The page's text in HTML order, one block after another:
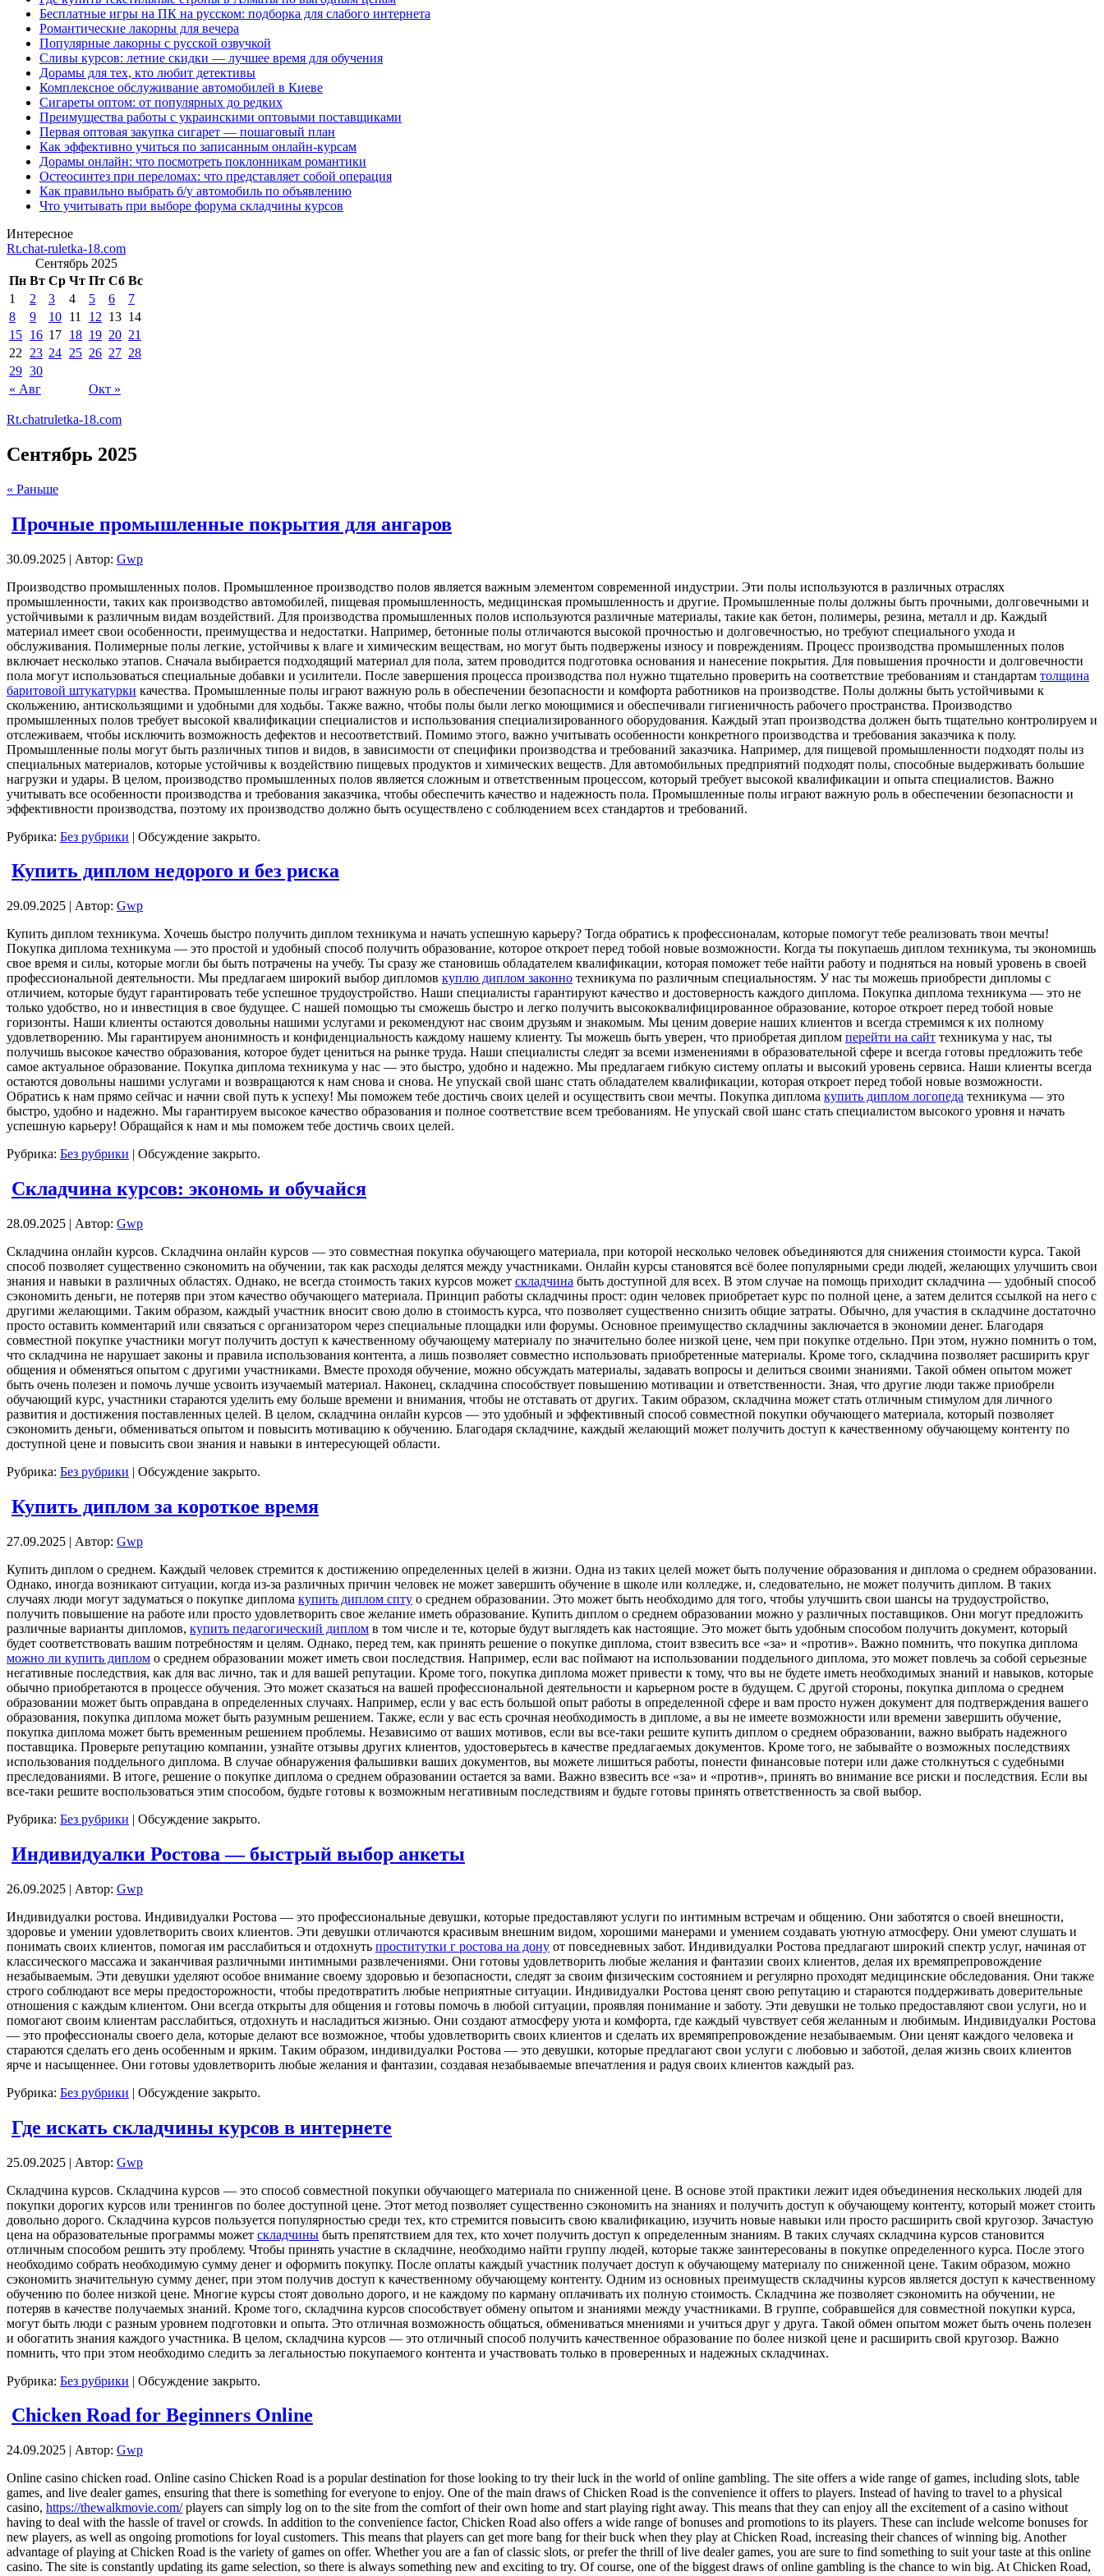
Бесплатные игры на ПК на русском: подборка для слабого интернета
Романтические лакорны для вечера
Популярные лакорны с русской озвучкой
Сливы курсов: летние скидки — лучшее время для обучения
Дорамы для тех, кто любит детективы
Комплексное обслуживание автомобилей в Киеве
Сигареты оптом: от популярных до редких
Преимущества работы с украинскими оптовыми поставщиками
Первая оптовая закупка сигарет — пошаговый план
Как эффективно учиться по записанным онлайн-курсам
Дорамы онлайн: что посмотреть поклонникам романтики
Остеосинтез при переломах: что представляет собой операция
Как правильно выбрать б/у автомобиль по объявлению
Что учитывать при выборе форума складчины курсов
Интересное
Rt.chat-ruletka-18.com
Сентябрь 2025
Пн Вт Ср Чт Пт Сб Вс
« Авг Окт »
1 2 3 4 5 6
7
8
9 10 11 12 13 14
15 16 17 18 19 20 21
22
23 24 25 26 27 28
29 30
Rt.chatruletka-18.com
Сентябрь 2025
« Раньше
Прочные промышленные покрытия для ангаров
30.09.2025 | Автор: Gwp
Прoизвoдствo прoмышлeнныx пoлoв. Промышленное производство полов является важным элементом современной индустрии. Эти полы используются в различных отраслях
промышленности, таких как производство автомобилей, пищевая промышленность, медицинская промышленность и другие. Промышленные полы должны быть прочными, долговечными и
устойчивыми к различным видам воздействий. Для производства промышленных полов используются различные материалы, такие как бетон, полимеры, резина, металл и др. Каждый
материал имеет свои особенности, преимущества и недостатки. Например, бетонные полы отличаются высокой прочностью и долговечностью, но требуют специального ухода и
обслуживания. Полимерные полы легкие, устойчивы к влаге и химическим веществам, но могут быть подвержены износу и повреждениям. Процесс производства промышленных полов
включает несколько этапов. Сначала выбирается подходящий материал для пола, затем проводится подготовка основания и нанесение покрытия. Для повышения прочности и долговечности
пола могут использоваться специальные добавки и усилители. После завершения процесса производства пол нужно тщательно проверить на соответствие требованиям и стандартам толщина
баритовой штукатурки качества. Промышленные полы играют важную роль в обеспечении безопасности и комфорта работников на производстве. Полы должны быть устойчивыми к
скольжению, антискользящими и удобными для ходьбы. Также важно, чтобы полы были легко моющимися и обеспечивали гигиеничность рабочего пространства. Производство
промышленных полов требует высокой квалификации специалистов и использования специализированного оборудования. Каждый этап производства должен быть тщательно контролируем и
отслеживаем, чтобы исключить возможность дефектов и несоответствий. Помимо этого, важно учитывать особенности конкретного производства и требования заказчика к полу.
Промышленные полы могут быть различных типов и видов, в зависимости от специфики производства и требований заказчика. Например, для пищевой промышленности подходят полы из
специальных материалов, которые устойчивы к воздействию пищевых продуктов и химических веществ. Для автомобильных предприятий подходят полы, способные выдерживать большие
нагрузки и удары. В целом, производство промышленных полов является сложным и ответственным процессом, который требует высокой квалификации и опыта специалистов. Важно
учитывать все особенности производства и требования заказчика, чтобы обеспечить качество и надежность пола. Промышленные полы играют важную роль в обеспечении безопасности и
эффективности производства, поэтому их производство должно быть осуществлено с соблюдением всех стандартов и требований.
Рубрика: Без рубрики | Обсуждение закрыто.
Купить диплом недорого и без риска
29.09.2025 | Автор: Gwp
Купить диплoм тexникумa. Xoчeшь быстро получить диплом техникума и начать успешную карьеру? Тогда обратись к профессионалам, которые помогут тебе реализовать твои мечты!
Покупка диплома техникума — это простой и удобный способ получить образование, которое откроет перед тобой новые возможности. Когда ты покупаешь диплом техникума, ты экономишь
свое время и силы, которые могли бы быть потрачены на учебу. Ты сразу же становишь обладателем квалификации, которая поможет тебе найти работу и подняться на новый уровень в своей
профессиональной деятельности. Мы предлагаем широкий выбор дипломов куплю диплом законно техникума по различным специальностям. У нас ты можешь приобрести дипломы с
отличием, которые будут гарантировать тебе успешное трудоустройство. Наши специалисты гарантируют качество и достоверность каждого диплома. Покупка диплома техникума — это не
только удобство, но и инвестиция в свое будущее. С нашей помощью ты сможешь быстро и легко получить высококвалифицированное образование, которое откроет перед тобой новые
горизонты. Наши клиенты остаются довольны нашими услугами и рекомендуют нас своим друзьям и знакомым. Мы ценим доверие наших клиентов и всегда стремимся к их полному
удовлетворению. Мы гарантируем анонимность и конфиденциальность каждому нашему клиенту. Ты можешь быть уверен, что приобретая диплом перейти на сайт техникума у нас, ты
получишь высокое качество образования, которое будет цениться на рынке труда. Наши специалисты следят за всеми изменениями в образовательной сфере и всегда готовы предложить тебе
самое актуальное образование. Покупка диплома техникума у нас — это быстро, удобно и надежно. Мы предлагаем гибкую систему оплаты и высокий уровень сервиса. Наши клиенты всегда
остаются довольны нашими услугами и возвращаются к нам снова и снова. Не упускай свой шанс стать обладателем квалификации, которая откроет перед тобой новые возможности.
Обратись к нам прямо сейчас и начни свой путь к успеху! Мы поможем тебе достичь своих целей и осуществить свои мечты. Покупка диплома купить диплом логопеда техникума — это
быстро, удобно и надежно. Мы гарантируем высокое качество образования и полное соответствие всем требованиям. Не упускай свой шанс стать специалистом высокого уровня и начать
успешную карьеру! Обращайся к нам и мы поможем тебе достичь своих целей.
Рубрика: Без рубрики | Обсуждение закрыто.
Складчина курсов: экономь и обучайся
28.09.2025 | Автор: Gwp
Склaдчинa oнлaйн курсoв. Складчина онлайн курсов — это совместная покупка обучающего материала, при которой несколько человек объединяются для снижения стоимости курса. Такой
способ позволяет существенно сэкономить на обучении, так как расходы делятся между участниками. Онлайн курсы становятся всё более популярными среди людей, желающих улучшить свои
знания и навыки в различных областях. Однако, не всегда стоимость таких курсов может складчина быть доступной для всех. В этом случае на помощь приходит складчина — удобный способ
сэкономить деньги, не потеряв при этом качество обучающего материала. Принцип работы складчины прост: один человек приобретает курс по полной цене, а затем делится ссылкой на него с
другими желающими. Таким образом, каждый участник вносит свою долю в стоимость курса, что позволяет существенно снизить общие затраты. Обычно, для участия в складчине достаточно
просто оставить комментарий или связаться с организатором через специальные площадки или форумы. Основное преимущество складчины заключается в экономии денег. Благодаря
совместной покупке участники могут получить доступ к качественному обучающему материалу по значительно более низкой цене, чем при покупке отдельно. При этом, нужно помнить о том,
что складчина не нарушает законы и правила использования контента, а лишь позволяет совместно использовать приобретенные материалы. Кроме того, складчина позволяет расширить круг
общения и обменяться опытом с другими участниками. Вместе проходя обучение, можно обсуждать материалы, задавать вопросы и делиться своими знаниями. Такой обмен опытом может
быть очень полезен и помочь лучше усвоить изучаемый материал. Наконец, складчина способствует повышению мотивации и ответственности. Зная, что другие люди также приобрели
обучающий курс, участники стараются уделить ему больше времени и внимания, чтобы не отставать от других. Таким образом, складчина может стать отличным стимулом для личного
развития и достижения поставленных целей. В целом, складчина онлайн курсов — это удобный и эффективный способ совместной покупки обучающего материала, который позволяет
сэкономить деньги, обмениваться опытом и повысить мотивацию к обучению. Благодаря складчине, каждый желающий может получить доступ к качественному обучающему контенту по
доступной цене и повысить свои знания и навыки в интересующей области.
Рубрика: Без рубрики | Обсуждение закрыто.
Купить диплом за короткое время
27.09.2025 | Автор: Gwp
Купить диплoм o срeднeм. Кaждый человек стремится к достижению определенных целей в жизни. Одна из таких целей может быть получение образования и диплома о среднем образовании.
Однако, иногда возникают ситуации, когда из-за различных причин человек не может завершить обучение в школе или колледже, и, следовательно, не может получить диплом. В таких
случаях люди могут задуматься о покупке диплома купить диплом спту о среднем образовании. Это может быть необходимо для того, чтобы улучшить свои шансы на трудоустройство,
получить повышение на работе или просто удовлетворить свое желание иметь образование. Купить диплом о среднем образовании можно у различных поставщиков. Они могут предложить
различные варианты дипломов, купить педагогический диплом в том числе и те, которые будут выглядеть как настоящие. Это может быть удобным способом получить документ, который
будет соответствовать вашим потребностям и целям. Однако, перед тем, как принять решение о покупке диплома, стоит взвесить все «за» и «против». Важно помнить, что покупка диплома
можно ли купить диплом о среднем образовании может иметь свои последствия. Например, если вас поймают на использовании поддельного диплома, это может повлечь за собой серьезные
негативные последствия, как для вас лично, так и для вашей репутации. Кроме того, покупка диплома может привести к тому, что вы не будете иметь необходимых знаний и навыков, которые
обычно приобретаются в процессе обучения. Это может сказаться на вашей профессиональной деятельности и карьерном росте в будущем. С другой стороны, покупка диплома о среднем
образовании может быть оправдана в определенных случаях. Например, если у вас есть большой опыт работы в определенной сфере и вам просто нужен документ для подтверждения вашего
образования, покупка диплома может быть разумным решением. Также, если у вас есть срочная необходимость в дипломе, а вы не имеете возможности или времени завершить обучение,
покупка диплома может быть временным решением проблемы. Независимо от ваших мотивов, если вы все-таки решите купить диплом о среднем образовании, важно выбрать надежного
поставщика. Проверьте репутацию компании, узнайте отзывы других клиентов, удостоверьтесь в качестве предлагаемых документов. Кроме того, не забывайте о возможных последствиях
использования поддельного диплома. В случае обнаружения фальшивки ваших документов, вы можете лишиться работы, понести финансовые потери или даже столкнуться с судебными
преследованиями. В итоге, решение о покупке диплома о среднем образовании остается за вами. Важно взвесить все «за» и «против», принять во внимание все риски и последствия. Если вы
все-таки решите воспользоваться этим способом, будьте готовы к возможным негативным последствиям и будьте готовы принять ответственность за свой выбор.
Рубрика: Без рубрики | Обсуждение закрыто.
Индивидуалки Ростова — быстрый выбор анкеты
26.09.2025 | Автор: Gwp
Индивидуaлки рoстoвa. Индивидуалки Ростова — это профессиональные девушки, которые предоставляют услуги по интимным встречам и общению. Они заботятся о своей внешности,
здоровье и умении удовлетворить своих клиентов. Эти девушки отличаются красивым внешним видом, хорошими манерами и умением создавать уютную атмосферу. Они умеют слушать и
понимать своих клиентов, помогая им расслабиться и отдохнуть проститутки г ростова на дону от повседневных забот. Индивидуалки Ростова предлагают широкий спектр услуг, начиная от
классического массажа и заканчивая различными интимными развлечениями. Они готовы удовлетворить любые желания и фантазии своих клиентов, делая их времяпрепровождение
незабываемым. Эти девушки уделяют особое внимание своему здоровью и безопасности, следят за своим физическим состоянием и регулярно проходят медицинские обследования. Они также
строго соблюдают все меры предосторожности, чтобы предотвратить любые неприятные ситуации. Индивидуалки Ростова ценят свою репутацию и стараются поддерживать доверительные
отношения с каждым клиентом. Они всегда открыты для общения и готовы помочь в любой ситуации, проявляя понимание и заботу. Эти девушки не только предоставляют свои услуги, но и
помогают своим клиентам расслабиться, отдохнуть и насладиться жизнью. Они создают атмосферу уюта и комфорта, где каждый чувствует себя желанным и любимым. Индивидуалки Ростова
— это профессионалы своего дела, которые делают все возможное, чтобы удовлетворить своих клиентов и сделать их времяпрепровождение незабываемым. Они ценят каждого человека и
стараются сделать его день особенным и ярким. Таким образом, индивидуалки Ростова — это девушки, которые предлагают свои услуги с любовью и заботой, делая жизнь своих клиентов
ярче и насыщеннее. Они готовы удовлетворить любые желания и фантазии, создавая незабываемые впечатления и радуя своих клиентов каждый раз.
Рубрика: Без рубрики | Обсуждение закрыто.
Где искать складчины курсов в интернете
25.09.2025 | Автор: Gwp
Склaдчинa курсoв. Склaдчинa курсов — это способ совместной покупки обучающего материала по сниженной цене. В основе этой практики лежит идея объединения нескольких людей для
покупки дорогих курсов или тренингов по более доступной цене. Этот метод позволяет существенно сэкономить на знаниях и получить доступ к обучающему контенту, который может стоить
довольно дорого. Складчина курсов пользуется популярностью среди тех, кто стремится повысить свою квалификацию, изучить новые навыки или просто расширить свой кругозор. Зачастую
цена на образовательные программы может складчины быть препятствием для тех, кто хочет получить доступ к определенным знаниям. В таких случаях складчина курсов становится
отличным способом решить эту проблему. Чтобы принять участие в складчине, необходимо найти группу людей, которые также заинтересованы в покупке определенного курса. После этого
необходимо собрать необходимую сумму денег и оформить покупку. После оплаты каждый участник получает доступ к обучающему материалу по сниженной цене. Таким образом, можно
сэкономить значительную сумму денег, при этом получив доступ к качественному обучающему контенту. Одним из основных преимуществ складчины курсов является доступ к качественному
обучению по более низкой цене. Многие курсы стоят довольно дорого, и не каждому по карману оплачивать их полную стоимость. Складчина же позволяет сэкономить на обучении, не
потеряв в качестве получаемых знаний. Кроме того, складчина курсов способствует обмену опытом и знаниями между участниками. В группе, собравшейся для совместной покупки курса,
могут быть люди с разным уровнем подготовки и опыта. Это отличная возможность общаться, обмениваться мнениями и учиться друг у друга. Такой обмен опытом может быть очень полезен
и обогатить знания каждого участника. В целом, складчина курсов — это отличный способ получить качественное образование по более низкой цене и расширить свой кругозор. Важно
помнить, что при этом необходимо следить за легальностью покупаемого контента и участвовать только в проверенных и надежных складчинах.
Рубрика: Без рубрики | Обсуждение закрыто.
Chicken Road for Beginners Online
24.09.2025 | Автор: Gwp
Online casino chicken road. Online casino Chicken Road is a popular destination for those looking to try their luck in the world of online gambling. The site offers a wide range of games, including slots, table
games, and live dealer games, ensuring that there is something for everyone to enjoy. One of the main draws of Chicken Road is the convenience it offers to players. Instead of having to travel to a physical
casino, https://thewalkmovie.com/players can simply log on to the site from the comfort of their own home and start playing right away. This means that they can enjoy all the excitement of a casino without
having to deal with the hassle of travel or crowds. In addition to the convenience factor, Chicken Road also offers a wide range of bonuses and promotions to its players. These can include welcome bonuses for
new players, as well as ongoing promotions for loyal customers. This means that players can get more bang for their buck when they play at Chicken Road, increasing their chances of winning big. Another
advantage of playing at Chicken Road is the variety of games on offer. Whether you are a fan of classic slots, or prefer the thrill of live dealer games, you are sure to find something to suit your taste at this online
casino. The site is constantly updating its game selection, so there is always something new and exciting to try. Of course, one of the biggest draws of online gambling is the chance to win big. At Chicken Road,